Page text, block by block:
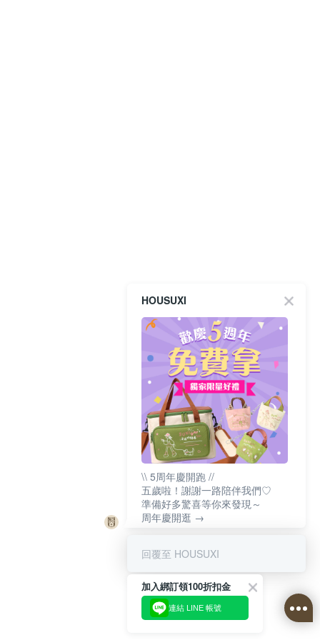
HOUSUXI
\\ 5周年慶開跑 //
五歲啦！謝謝一路陪伴我們♡
準備好多驚喜等你來發現～
周年慶開逛 →
回覆至 HOUSUXI
加入綁訂領100折扣金
連結 LINE 帳號